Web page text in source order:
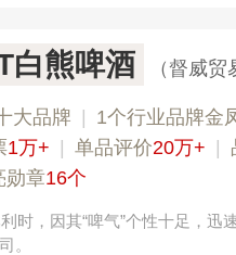
白熊啤酒 （督威
大品牌 1个行业品牌金
1万+ 单品评价20万+
勋章16个
时，因其“啤气”个性十足，
。